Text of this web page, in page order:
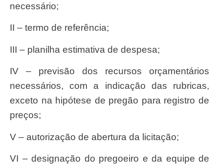
necessário;
II – termo de referência;
III – planilha estimativa de despesa;
IV – previsão dos recursos orçamentários
necessários, com a indicação das rubricas,
exceto na hipótese de pregão para registro de
preços;
V – autorização de abertura da licitação;
VI – designação do pregoeiro e da equipe de